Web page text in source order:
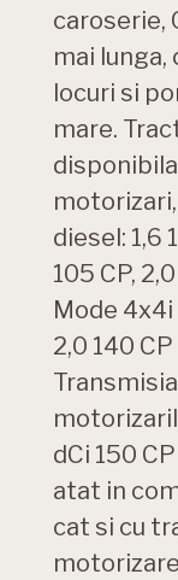
caroserie,
mai lunga,
locuri si
mare.
diesel: 1,6
105 CP,
Mode
2,0 140
dCi 150
atat in
cat si cu